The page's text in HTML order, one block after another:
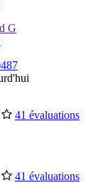
G
41 évaluations
41 évaluations